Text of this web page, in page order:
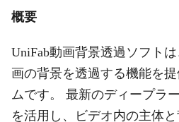
概要
UniFab動画背景透過ソフト
画の背景を透過する機能を
ムです。 最新のディープラ
を活用し、ビデオ内の主体